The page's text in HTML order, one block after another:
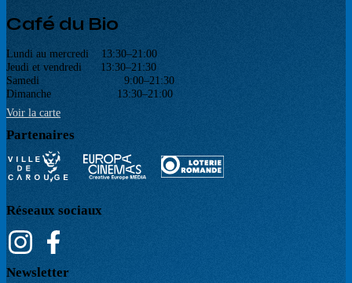
Café du Bio
Lundi au mercredi 13:30–21:00
Jeudi et vendredi 13:30–21:30
Samedi 9:00–21:30
Dimanche 13:30–21:00
Voir la carte
Partenaires
Réseaux sociaux
Newsletter